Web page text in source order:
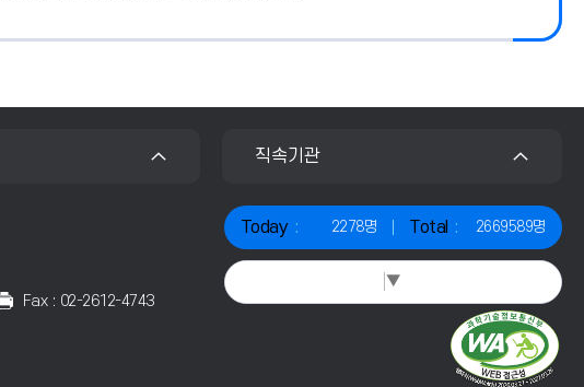
직속기관
Fax : 02-2612-4743
Today 2278명 Total 2669589명
▼